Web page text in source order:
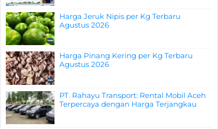
Harga Jeruk Nipis per Kg Terbaru
Agustus 2026
Harga Pinang Kering per Kg Terbaru
Agustus 2026
PT. Rahayu Transport: Rental Mobil Aceh
Terpercaya dengan Harga Terjangkau